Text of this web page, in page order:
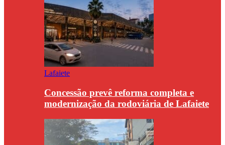
Lafaiete
Concessão prevê reforma completa e
modernização da rodoviária de Lafaiete